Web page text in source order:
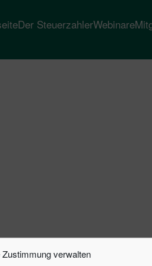
verwalten
Der SteuerzahlerWebinare